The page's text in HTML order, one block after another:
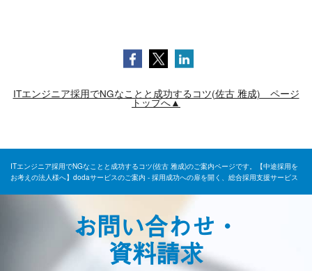
ITエンジニア採用でNGなことと成功するコツ(佐古 雅成) ページ
トップへ▲
ITエンジニア採用でNGなことと成功するコツ(佐古 雅成)のご案内ページです。【中途採用を
お考えの法人様へ】dodaサービスのご案内 - 採用成功への扉を開く、総合採用支援サービス
お問い合わせ・
資料請求